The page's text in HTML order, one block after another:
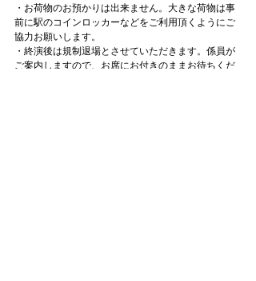
・お荷物のお預かりは出来ません。大きな荷物は事
前に駅のコインロッカーなどをご利用頂くようにご
協力お願いします。
・終演後は規制退場とさせていただきます。係員が
ご案内しますので、お席にお付きのままお待ちくだ